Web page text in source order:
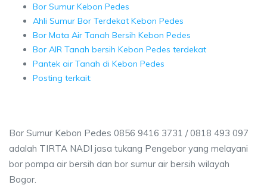
Bor Sumur Kebon Pedes
Ahli Sumur Bor Terdekat Kebon Pedes
Bor Mata Air Tanah Bersih Kebon Pedes
Bor AIR Tanah bersih Kebon Pedes terdekat
Pantek air Tanah di Kebon Pedes
Posting terkait:
Bor Sumur Kebon Pedes 0856 9416 3731 / 0818 493 097
adalah TIRTA NADI jasa tukang Pengebor yang melayani
bor pompa air bersih dan bor sumur air bersih wilayah
Bogor.